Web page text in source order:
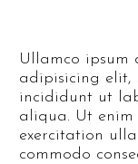
Ullamco ipsum
adipisicing elit,
incididunt ut
aliqua. Ut enim
exercitation
commodo